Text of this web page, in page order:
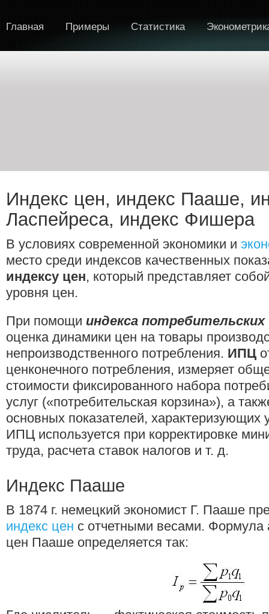
Главная Примеры Статистика
Индекс цен, индекс Пааше,
Ласпейреса, индекс Фишера
В условиях современной экономики и
место среди индексов качественных
индексу цен, который представляет
уровня цен.
При помощи индекса потребительских
оценка динамики цен на товары
непроизводственного потребления. ИПЦ
ценконечного потребления, измеряет
стоимости фиксированного набора
услуг («потребительская корзина»), а
основных показателей,
ИПЦ используется при корректировке
труда, расчета ставок налогов и т. д.
Индекс Пааше
В 1874 г. немецкий экономист Г. Пааше
индекс цен с отчетными весами. Формула
цен Пааше определяется так: